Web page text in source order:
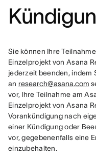
Sie können Ihre
Einzelprojekt von Asana
jederzeit beenden, indem
an research@asana.com
vor, Ihre Teilnahme am
Einzelprojekt von Asana
Vorankündigung nach
einer Kündigung oder
vor, gegebenenfalls eine
einzubehalten.